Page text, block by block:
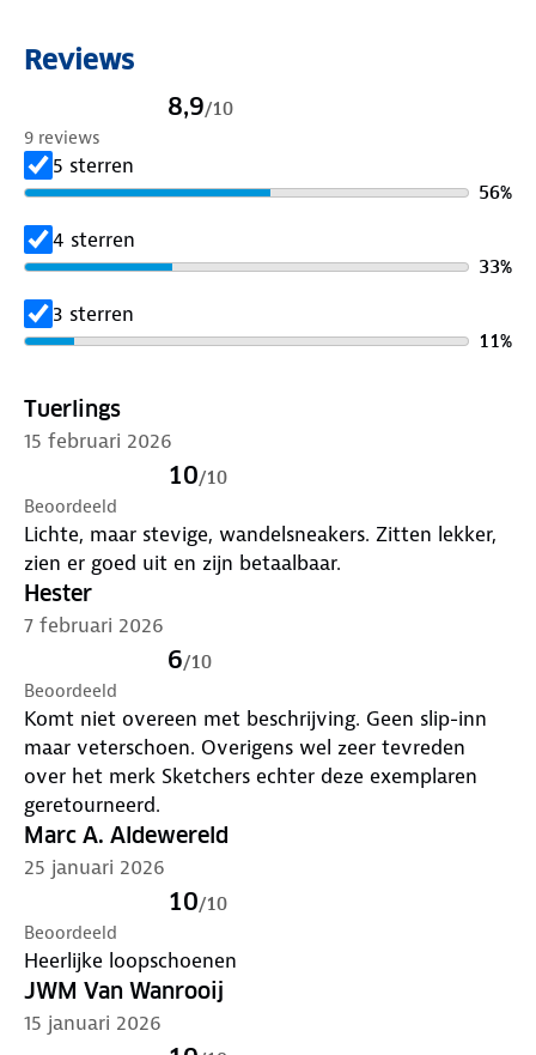
langer fris. Skechers® en Arch Fit® logodetails maken
de sneakers helemaal af. Tijd om eropuit te gaan!
Reviews
8,9/10
9 reviews
5 sterren
56%
4 sterren
33%
3 sterren
11%
Tuerlings
15 februari 2026
10/10
Beoordeeld
Lichte, maar stevige, wandelsneakers. Zitten lekker,
zien er goed uit en zijn betaalbaar.
Hester
7 februari 2026
6/10
Beoordeeld
Komt niet overeen met beschrijving. Geen slip-inn
maar veterschoen. Overigens wel zeer tevreden
over het merk Sketchers echter deze exemplaren
geretourneerd.
Marc A. Aldewereld
25 januari 2026
10/10
Beoordeeld
Heerlijke loopschoenen
JWM Van Wanrooij
15 januari 2026